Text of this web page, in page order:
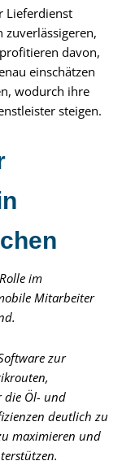
Lieferdienst
zuverlässigeren,
davon,
einschätzen
wodurch ihre
steigen.
im
Mitarbeiter
zur
die Öl- und
deutlich zu
maximieren und